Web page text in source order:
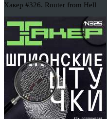
Хакер #326. Router from Hell